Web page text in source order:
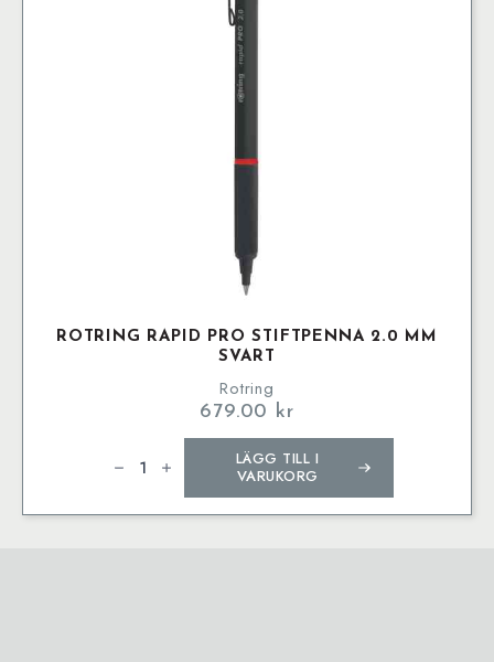
ROTRING RAPID PRO STIFTPENNA 2.0 MM
SVART
Rotring
679.00 kr
Rapid
Pro
mm
LÄGG TILL I
VARUKORG